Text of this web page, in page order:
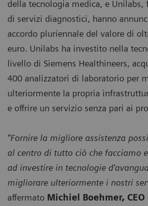
della tecnologia medica, e Unilabs,
di servizi diagnostici, hanno
accordo pluriennale del valore di
euro. Unilabs ha investito nella
livello di Siemens Healthineers,
400 analizzatori di laboratorio per
ulteriormente la propria
e offrire un servizio senza pari ai
"Fornire la migliore assistenza
al centro di tutto ciò che facciamo
ad investire in tecnologie
migliorare ulteriormente i nostri
affermato Michiel Boehmer,